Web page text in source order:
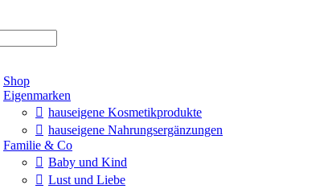
Shop
Eigenmarken
hauseigene Kosmetikprodukte
hauseigene Nahrungsergänzungen
Familie & Co
Baby und Kind
Lust und Liebe